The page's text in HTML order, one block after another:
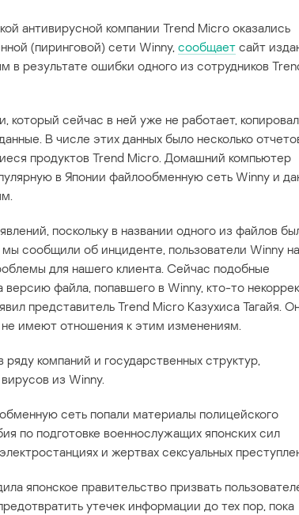
антивирусной компании Trend Micro оказались
(пиринговой) сети Winny, сообщает сайт
результате ошибки одного из сотрудников
который сейчас в ней уже не работает,
В числе этих данных было несколько
продуктов Trend Micro. Домашний компьютер
в Японии файлообменную сеть Winny и
поскольку в названии одного из файлов
сообщили об инциденте, пользователи Winny
для нашего клиента. Сейчас подобные
файла, попавшего в Winny, кто-то
представитель Trend Micro Казухиса Тагайя.
не имеют отношения к этим изменениям.
компаний и государственных структур,
из Winny.
сеть попали материалы полицейского
по подготовке военнослужащих японских сил
и жертвах сексуальных
японское правительство призвать
утечек информации до тех пор, пока